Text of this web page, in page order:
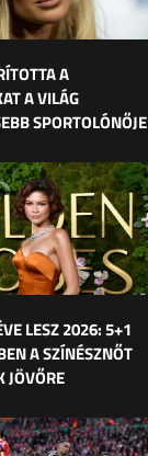
A
A VILÁG
SPORTOLÓNŐJE
LESZ 2026: 5+1
A SZÍNÉSZNŐT
JÖVŐRE